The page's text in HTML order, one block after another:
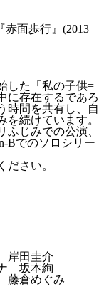
面歩行』(2013
した「私の子供=
に存在するであろ
時間を共有し、自
続けています。
じみでの公演、
Bでのソロシリー
ださい。
岸田圭介
坂本絢
倉めぐみ